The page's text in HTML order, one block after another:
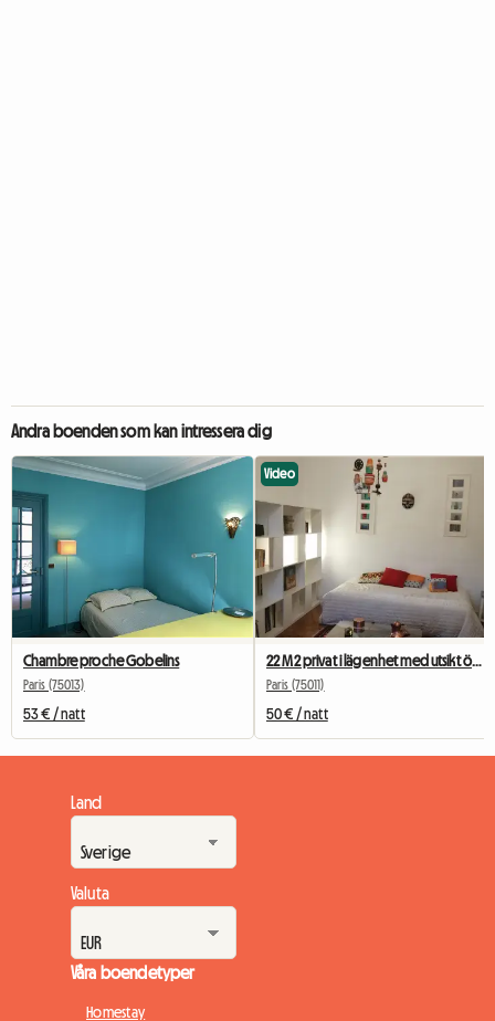
Andra boenden som kan intressera dig
Chambre proche Gobelins
Paris (75013)
53 € / natt
Video
22 M2 privat i lägenhet med utsikt över träd
Paris (75011)
50 € / natt
Land
Valuta
Våra boendetyper
Homestay